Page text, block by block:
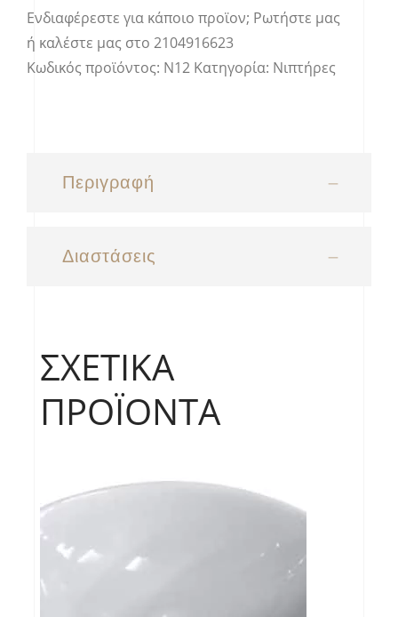
Ενδιαφέρεστε για κάποιο προϊον; Ρωτήστε μας
ή καλέστε μας στο 2104916623
Κωδικός προϊόντος: Ν12 Κατηγορία: Νιπτήρες
Περιγραφή
Διαστάσεις
ΣΧΕΤΙΚΆ
ΠΡΟΪΌΝΤΑ